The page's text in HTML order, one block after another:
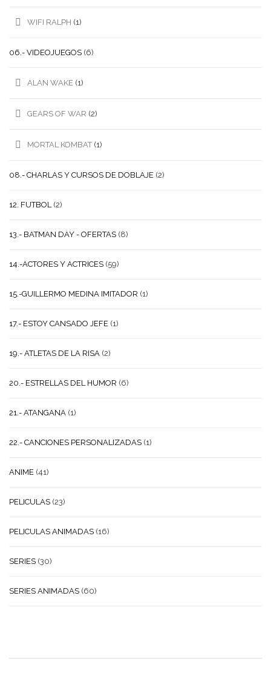
WIFI RALPH (1)
06.- VIDEOJUEGOS (6)
ALAN WAKE (1)
GEARS OF WAR (2)
MORTAL KOMBAT (1)
08.- CHARLAS Y CURSOS DE DOBLAJE (2)
12. FUTBOL (2)
13.- BATMAN DAY - OFERTAS (8)
14.-ACTORES Y ACTRICES (59)
15.-GUILLERMO MEDINA IMITADOR (1)
17.- ESTOY CANSADO JEFE (1)
19.- ATLETAS DE LA RISA (2)
20.- ESTRELLAS DEL HUMOR (6)
21.- ATANGANA (1)
22.- CANCIONES PERSONALIZADAS (1)
ANIME (41)
PELICULAS (23)
PELICULAS ANIMADAS (16)
SERIES (30)
SERIES ANIMADAS (60)